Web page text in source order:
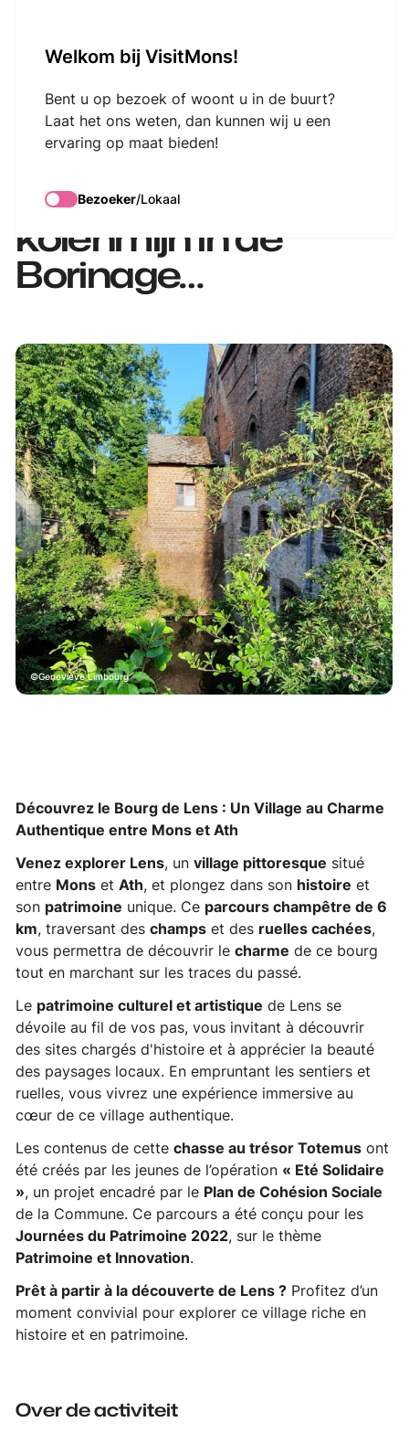
Welkom bij VisitMons!
Bent u op bezoek of woont u in de buurt?
Laat het ons weten, dan kunnen wij u een
ervaring op maat bieden!
Bezoeker/Lokaal
Le Grand-Hornu: er
was ooit een
kolenmijn in de
Borinage…
Geneviève Limbourg
Découvrez le Bourg de Lens : Un Village au Charme
Authentique entre Mons et Ath
Venez explorer Lens, unvillage pittoresque situé
entre Mons etAth, et plongez dans son histoire et
son patrimoine unique. Ce parcours champêtre de 6
km, traversant deschamps et des ruelles cachées,
vous permettra de découvrir lecharme de ce bourg
tout en marchant sur les traces du passé.
Le patrimoine culturel et artistique de Lens se
dévoile au fil de vos pas, vous invitant à découvrir
des sites chargés d'histoire et à apprécier la beauté
des paysages locaux. En empruntant les sentiers et
ruelles, vous vivrez une expérience immersive au
cœur de ce village authentique.
Les contenus de cettechasse au trésor Totemus ont
été créés par les jeunes de l’opération « Eté Solidaire
», un projet encadré par le Plan de Cohésion Sociale
de la Commune. Ce parcours a été conçu pour les
Journées du Patrimoine 2022, sur le thème
Patrimoine et Innovation.
Prêt à partir à la découverte de Lens ? Profitez d’un
moment convivial pour explorer ce village riche en
histoire et en patrimoine.
Over de activiteit